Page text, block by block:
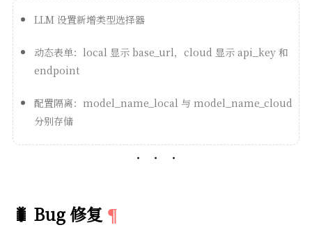
LLM 设置新增类型选择器
动态表单：local 显示 base_url，cloud 显示 api_key 和
endpoint
配置隔离：model_name_local 与 model_name_cloud
分别存储
🐛 Bug 修复